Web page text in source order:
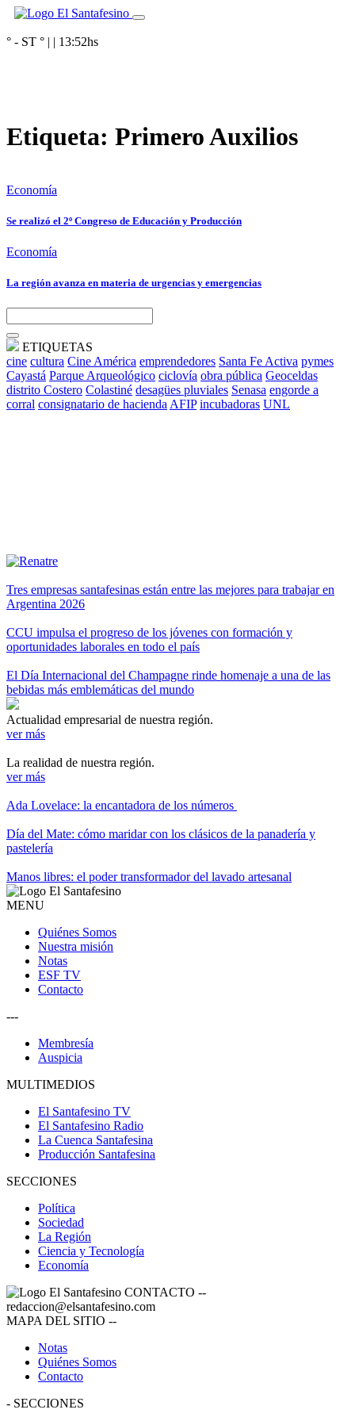
° - ST ° | | 13:52hs
Etiqueta: Primero Auxilios
Economía
Se realizó el 2º Congreso de Educación y Producción
Economía
La región avanza en materia de urgencias y emergencias
ETIQUETAS
cine cultura Cine América emprendedores Santa Fe Activa pymes
Cayastá Parque Arqueológico ciclovía obra pública Geoceldas
distrito Costero Colastiné desagües pluviales Senasa engorde a
corral consignatario de hacienda AFIP incubadoras UNL
Tres empresas santafesinas están entre las mejores para trabajar en
Argentina 2026
CCU impulsa el progreso de los jóvenes con formación y
oportunidades laborales en todo el país
El Día Internacional del Champagne rinde homenaje a una de las
bebidas más emblemáticas del mundo
Actualidad empresarial de nuestra región.
ver más
La realidad de nuestra región.
ver más
Ada Lovelace: la encantadora de los números
Día del Mate: cómo maridar con los clásicos de la panadería y
pastelería
Manos libres: el poder transformador del lavado artesanal
MENU
Quiénes Somos
Nuestra misión
Notas
ESF TV
Contacto
---
Membresía
Auspicia
MULTIMEDIOS
El Santafesino TV
El Santafesino Radio
La Cuenca Santafesina
Producción Santafesina
SECCIONES
Política
Sociedad
La Región
Ciencia y Tecnología
Economía
CONTACTO --
redaccion@elsantafesino.com
MAPA DEL SITIO --
Notas
Quiénes Somos
Contacto
- SECCIONES